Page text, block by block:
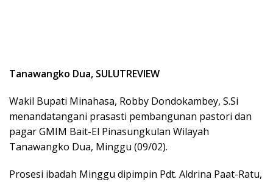
Tanawangko Dua, SULUTREVIEW
Wakil Bupati Minahasa, Robby Dondokambey, S.Si
menandatangani prasasti pembangunan pastori dan
pagar GMIM Bait-El Pinasungkulan Wilayah
Tanawangko Dua, Minggu (09/02).
Prosesi ibadah Minggu dipimpin Pdt. Aldrina Paat-Ratu,